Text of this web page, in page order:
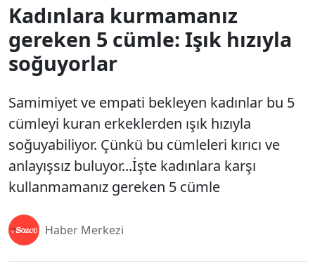
Kadınlara kurmamanız
gereken 5 cümle: Işık hızıyla
soğuyorlar
Samimiyet ve empati bekleyen kadınlar bu 5
cümleyi kuran erkeklerden ışık hızıyla
soğuyabiliyor. Çünkü bu cümleleri kırıcı ve
anlayışsız buluyor...İşte kadınlara karşı
kullanmamanız gereken 5 cümle
Haber Merkezi